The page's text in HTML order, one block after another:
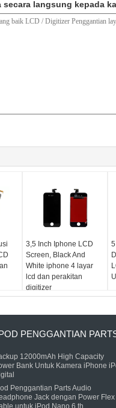
langsung kepada
3,5 Inch Iphone LCD
Screen, Black And
White iphone 4 layar
lcd dan perakitan
digitizer
PENGGANTIAN
12000mAh High Capacity
Bank Untuk Kamera iPhone
Penggantian Parts Audio
Jack dengan Power Flex
untuk iPod Nano 6 th